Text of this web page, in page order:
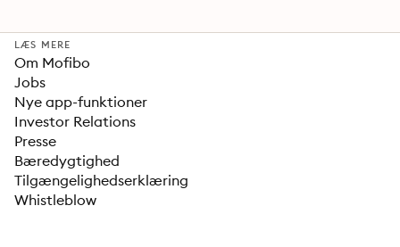
LÆS MERE
Om Mofibo
Jobs
Nye app-funktioner
Investor Relations
Presse
Bæredygtighed
Tilgængelighedserklæring
Whistleblow